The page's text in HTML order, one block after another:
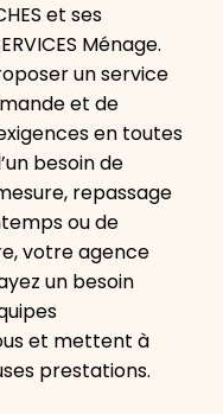
et ses
Ménage.
un service
et de
en toutes
besoin de
repassage
ou de
votre agence
un besoin
et mettent à
prestations.